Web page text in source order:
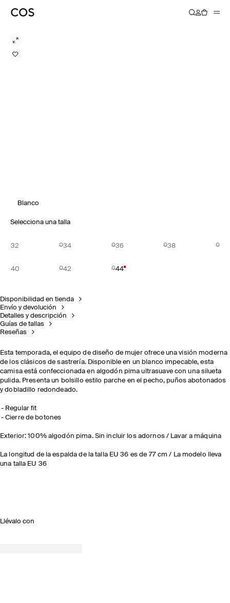
Blanco
Selecciona una talla
32 34 36 38
40 42 44
Disponibilidad en tienda
Envío y devolución
Detalles y descripción
Guías de tallas
Reseñas
Esta temporada, el equipo de diseño de mujer ofrece una visión moderna
de los clásicos de sastrería. Disponible en un blanco impecable, esta
camisa está confeccionada en algodón pima ultrasuave con una silueta
pulida. Presenta un bolsillo estilo parche en el pecho, puños abotonados
y dobladillo redondeado.
Regular fit
Cierre de botones
Exterior: 100% algodón pima. Sin incluir los adornos / Lavar a máquina
La longitud de la espalda de la talla EU 36 es de 77 cm / La modelo lleva
una talla EU 36
Llévalo con